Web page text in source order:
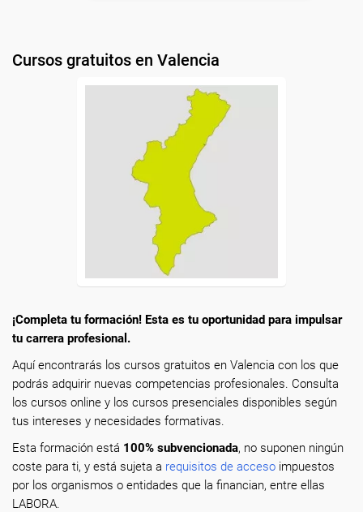
Cursos gratuitos en Valencia
¡Completa tu formación! Esta es tu oportunidad para impulsar
tu carrera profesional.
Aquí encontrarás los cursos gratuitos en Valencia con los que
podrás adquirir nuevas competencias profesionales. Consulta
los cursos online y los cursos presenciales disponibles según
tus intereses y necesidades formativas.
Esta formación está 100% subvencionada, no suponen ningún
coste para ti, y está sujeta a requisitos de acceso impuestos
por los organismos o entidades que la financian, entre ellas
LABORA.